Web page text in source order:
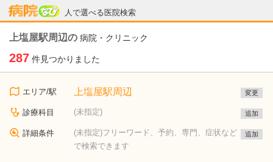
人で選べる医院検索
病院なび
上塩屋駅周辺の 病院・クリニック
287 件見つかりました
エリア/駅 上塩屋駅周辺 変更
診療科目 (未指定) 追加
詳細条件
(未指定)フリーワード、予約、専門、症状など
で検索できます
追加